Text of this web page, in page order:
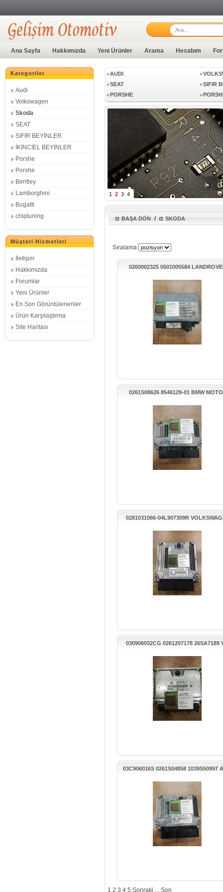
Ana Sayfa Hakkımızda Yeni Ürünler Arama Hesabım
Kategoriler
Audi
Volkswagen
Skoda
SEAT
SIFIR BEYİNLER
İKİNCİEL BEYİNLER
Porshe
Porshe
Bentley
Lamborghini
Bugatti
chiptuning
Müşteri Hizmetleri
İletişim
Hakkımızda
Forumlar
Yeni Ürünler
En Son Görüntülenenler
Ürün Karşılaştırma
Site Haritası
AUDI
SEAT
SIFIR
PORSHE
LAMBORGHINI
SIFIR
PORSHE
1 2 3 4
BAŞA DÖN / SKODA
Sıralama
0260002325 0501005584
0261S08626 8546129-01 BMW
0281031066-04L907309R
030906032CG 0261207178 26SA7189
03C906016S 0261S04858 1039S50997
1 2 3 4 5 Sonraki ... Son